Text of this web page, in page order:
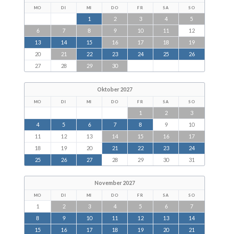
MO DI MI DO FR SA SO
1 2 3 4
5
6
7 8 9 10 11
12
13
14 15 16 17 18
19
20
21 22 23 24 25
26
27
28 29 30
Oktober 2027
MO DI MI DO FR SA SO
1 2
3
4
5 6 7 8 9
10
11
12 13 14 15 16
17
18
19 20 21 22 23
24
25
26 27 28 29 30 31
November 2027
MO DI MI DO FR SA SO
1 2 3 4 5 6
7
8
9 10 11 12 13
14
15
16 17 18 19 20
21